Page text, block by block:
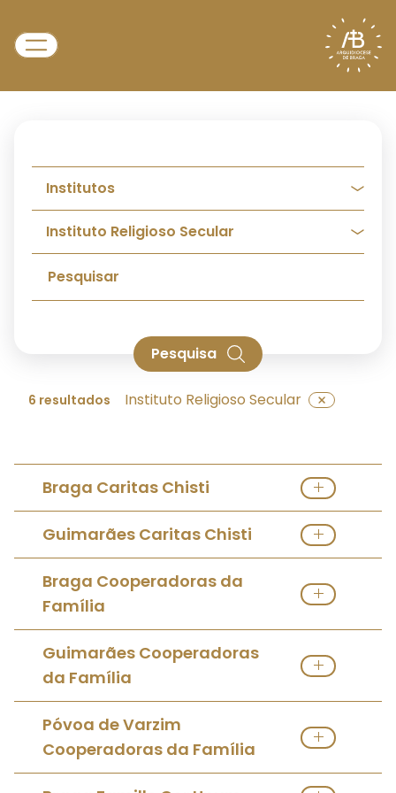
Pesquisa
6 resultados Instituto Religioso Secular
Braga Caritas Chisti
Ver Instituto Religioso Secular
Guimarães Caritas Chisti
Ver Instituto Religioso Secular
Braga Cooperadoras da
Família
Ver Instituto Religioso Secular
Guimarães Cooperadoras
da Família
Ver Instituto Religioso Secular
Póvoa de Varzim
Cooperadoras da Família